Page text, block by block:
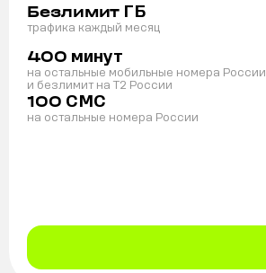
Безлимит ГБ
трафика каждый месяц
400 минут
на остальные мобильные номера России
и безлимит на T2 России
100 СМС
на остальные номера России